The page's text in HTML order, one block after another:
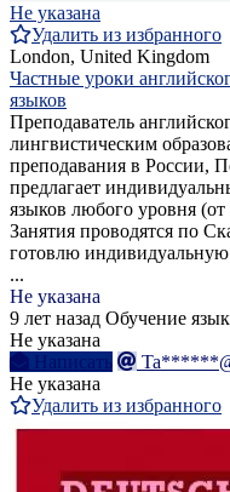
Не указана
Удалить из избранного
London, United Kingdom
Частные уроки
языков
Преподаватель
лингвистическим
преподавания в России,
предлагает
языков любого уровня (от
Занятия проводятся по
готовлю
...
Не указана
9 лет назад Обучение
Не указана
Написать
Не указана
Удалить из избранного